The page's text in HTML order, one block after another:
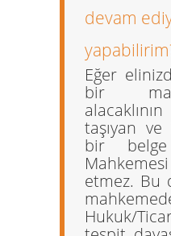
devam
Eğer
bir
taşıyan
bir
etmez. Bu
Hukuk/